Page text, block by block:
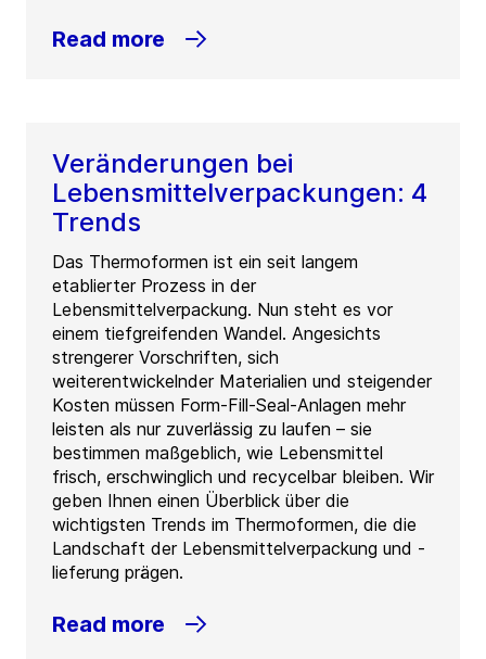
Read more
Veränderungen bei
Lebensmittelverpackungen: 4
Trends
Das Thermoformen ist ein seit langem
etablierter Prozess in der
Lebensmittelverpackung. Nun steht es vor
einem tiefgreifenden Wandel. Angesichts
strengerer Vorschriften, sich
weiterentwickelnder Materialien und steigender
Kosten müssen Form-Fill-Seal-Anlagen mehr
leisten als nur zuverlässig zu laufen – sie
bestimmen maßgeblich, wie Lebensmittel
frisch, erschwinglich und recycelbar bleiben. Wir
geben Ihnen einen Überblick über die
wichtigsten Trends im Thermoformen, die die
Landschaft der Lebensmittelverpackung und -
lieferung prägen.
Read more